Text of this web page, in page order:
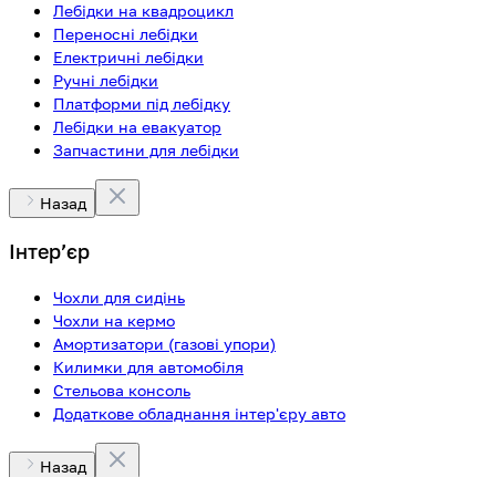
Лебідки на квадроцикл
Переносні лебідки
Електричні лебідки
Ручні лебідки
Платформи під лебідку
Лебідки на евакуатор
Запчастини для лебідки
Назад
Інтерʼєр
Чохли для сидінь
Чохли на кермо
Амортизатори (газові упори)
Килимки для автомобіля
Стельова консоль
Додаткове обладнання інтер'єру авто
Назад